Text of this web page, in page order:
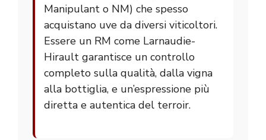
Manipulant o NM) che spesso
acquistano uve da diversi viticoltori.
Essere un RM come Larnaudie-
Hirault garantisce un controllo
completo sulla qualità, dalla vigna
alla bottiglia, e un’espressione più
diretta e autentica del terroir.